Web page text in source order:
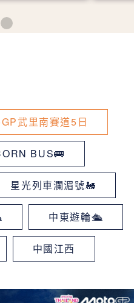
武里南賽道5日
BUS🚌
星光列車瀾湄號🚂
中東遊輪🛳
中國江西